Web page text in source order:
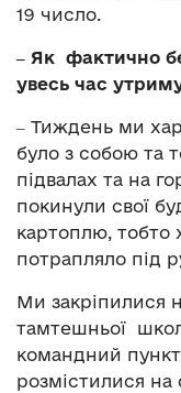
19 число.
‒ Як фактично
увесь час
‒ Тиждень ми
було з собою та
підвалах та на
покинули свої
картоплю, тобто
потрапляло під
Ми закріпилися
тамтешньої
командний
розмістилися на